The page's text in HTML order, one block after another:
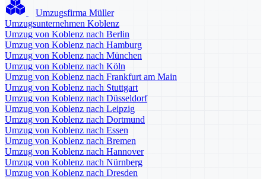
Umzugsfirma Müller
Umzugsunternehmen Koblenz
Umzug von Koblenz nach Berlin
Umzug von Koblenz nach Hamburg
Umzug von Koblenz nach München
Umzug von Koblenz nach Köln
Umzug von Koblenz nach Frankfurt am Main
Umzug von Koblenz nach Stuttgart
Umzug von Koblenz nach Düsseldorf
Umzug von Koblenz nach Leipzig
Umzug von Koblenz nach Dortmund
Umzug von Koblenz nach Essen
Umzug von Koblenz nach Bremen
Umzug von Koblenz nach Hannover
Umzug von Koblenz nach Nürnberg
Umzug von Koblenz nach Dresden